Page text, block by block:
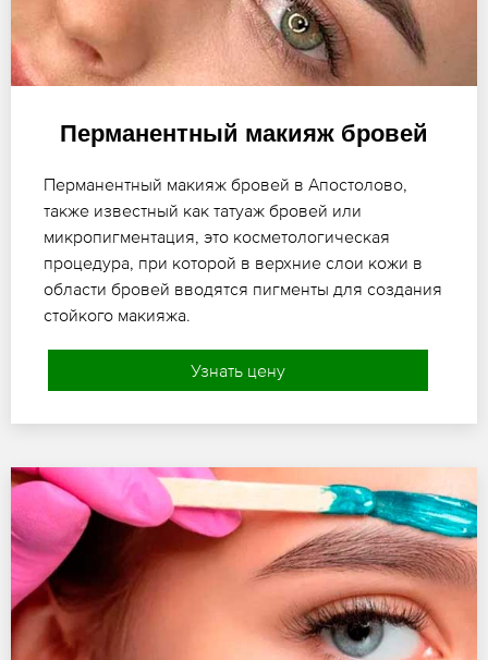
Перманентный макияж бровей
Перманентный макияж бровей в Апостолово,
также известный как татуаж бровей или
микропигментация, это косметологическая
процедура, при которой в верхние слои кожи в
области бровей вводятся пигменты для создания
стойкого макияжа.
Узнать цену